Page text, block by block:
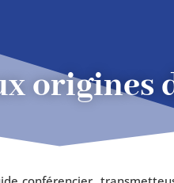
origines